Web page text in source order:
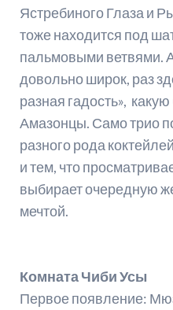
Ястребиного Глаза и
тоже находится под
пальмовыми ветвями.
довольно широк, раз
разная гадость»,
Амазонцы. Само трио
разного рода
и тем, что
выбирает очередную
мечтой.
Комната Чиби Усы
Первое появление: